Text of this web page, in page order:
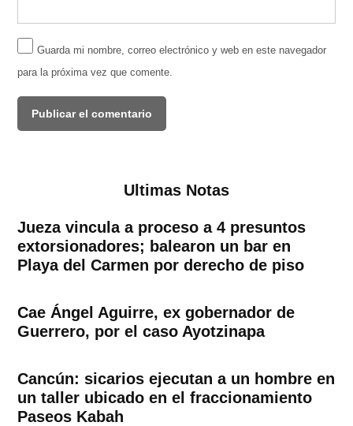
Guarda mi nombre, correo electrónico y web en este navegador
para la próxima vez que comente.
Ultimas Notas
Jueza vincula a proceso a 4 presuntos
extorsionadores; balearon un bar en
Playa del Carmen por derecho de piso
Cae Ángel Aguirre, ex gobernador de
Guerrero, por el caso Ayotzinapa
Cancún: sicarios ejecutan a un hombre en
un taller ubicado en el fraccionamiento
Paseos Kabah